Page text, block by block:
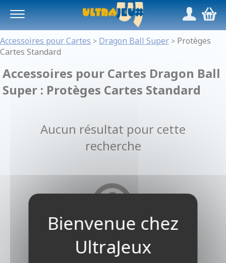
/,
Accessoires pour Cartes > Dragon Ball Super > Protèges
Cartes Standard
Accessoires pour Cartes Dragon Ball
Super : Protèges Cartes Standard
Aucun résultat pour cette
recherche